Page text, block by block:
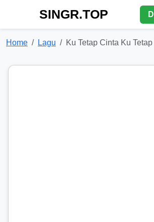
SINGR.TOP
Home Lagu Ku Tetap Cinta Ku